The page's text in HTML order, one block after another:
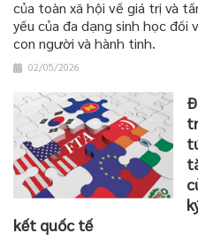
của toàn xã hội về giá trị và
yếu của đa dạng sinh học
con người và hành tinh.
02/05/2026
kết quốc tế